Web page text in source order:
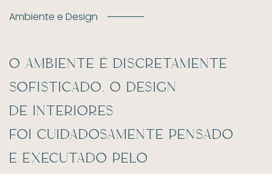
Ambiente e Design
O ambiente é discretamente
sofisticado. O design
de interiores
foi cuidadosamente pensado
e executado pelo